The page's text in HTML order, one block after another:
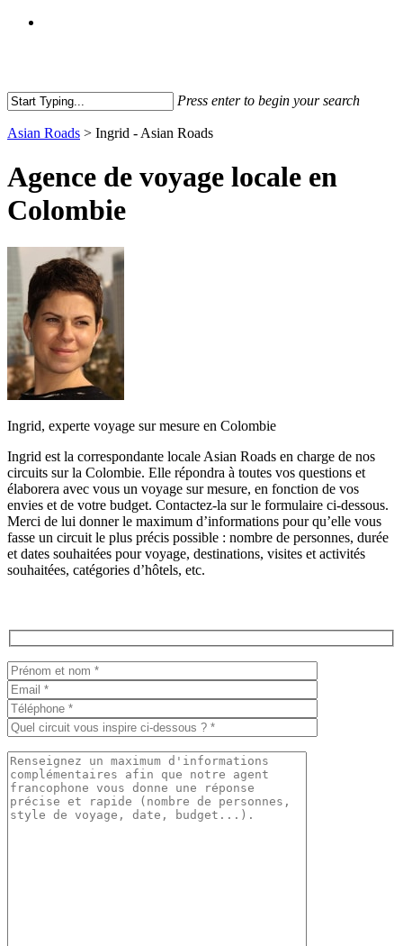
Press enter to begin your search
Search
Asian Roads > Ingrid - Asian Roads
Agence de voyage locale en
Colombie
Ingrid, experte voyage sur mesure en Colombie
Ingrid est la correspondante locale Asian Roads en charge de nos
circuits sur la Colombie. Elle répondra à toutes vos questions et
élaborera avec vous un voyage sur mesure, en fonction de vos
envies et de votre budget. Contactez-la sur le formulaire ci-dessous.
Merci de lui donner le maximum d’informations pour qu’elle vous
fasse un circuit le plus précis possible : nombre de personnes, durée
et dates souhaitées pour voyage, destinations, visites et activités
souhaitées, catégories d’hôtels, etc.